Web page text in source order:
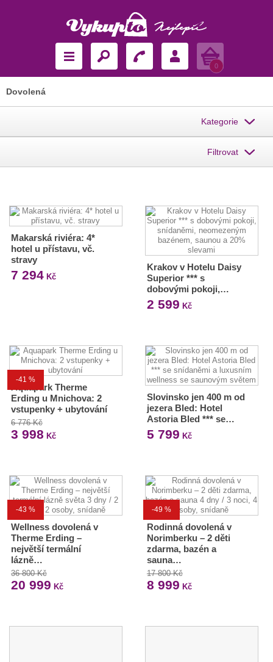
Košík
0
Dovolená
Kategorie
Filtrovat
Makarská riviéra: 4*
hotel u přístavu, vč.
stravy
7 294 Kč
Krakov v Hotelu Daisy
Superior *** s
dobovými pokoji,…
2 599 Kč
-41 %
Aquapark Therme
Erding u Mnichova: 2
vstupenky + ubytování
6 776 Kč
3 998 Kč
Slovinsko jen 400 m od
jezera Bled: Hotel
Astoria Bled *** se…
5 799 Kč
-43 %
Wellness dovolená v
Therme Erding –
největší termální
lázně…
36 800 Kč
20 999 Kč
-49 %
Rodinná dovolená v
Norimberku – 2 děti
zdarma, bazén a
sauna…
17 800 Kč
8 999 Kč